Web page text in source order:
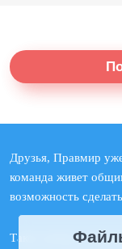
Друзья, Правмир
команда живет
возможность
Такое важное и